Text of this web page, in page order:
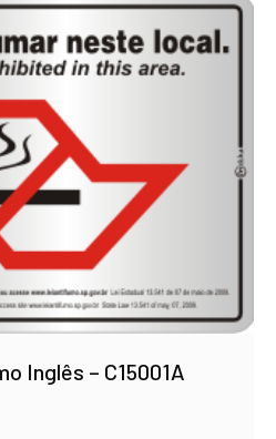
Inglês – C15001A